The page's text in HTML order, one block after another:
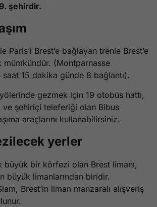
şehirdir.
Paris’i Brest’e bağlayan trenle Brest’e
mümkündür. (Montparnasse
15 dakika günde 8 bağlantı).
gezmek için 19 otobüs hattı,
ve şehiriçi teleferiği olan Bibus
araçlarını kullanabilirsiniz.
yerler
büyük bir körfezi olan Brest limanı,
büyük limanlarından biridir.
Brest’in liman manzaralı alışveriş